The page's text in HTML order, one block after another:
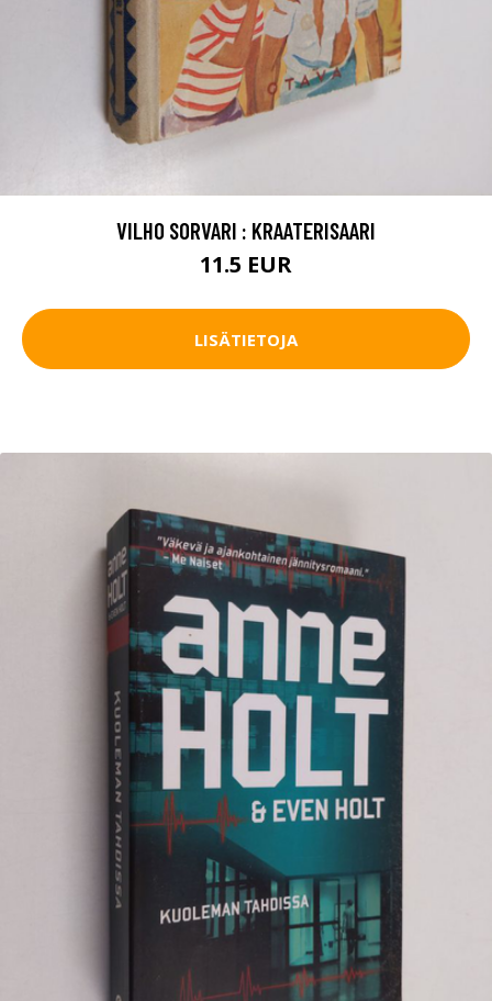
VILHO SORVARI : KRAATERISAARI
11.5 EUR
LISÄTIETOJA